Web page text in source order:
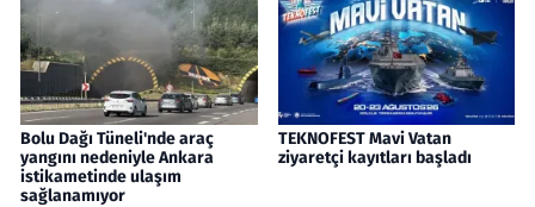
Bolu Dağı Tüneli'nde araç
yangını nedeniyle Ankara
istikametinde ulaşım
sağlanamıyor
TEKNOFEST Mavi Vatan
ziyaretçi kayıtları başladı